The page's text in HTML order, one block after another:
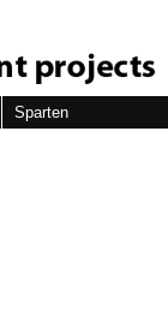
Sparten